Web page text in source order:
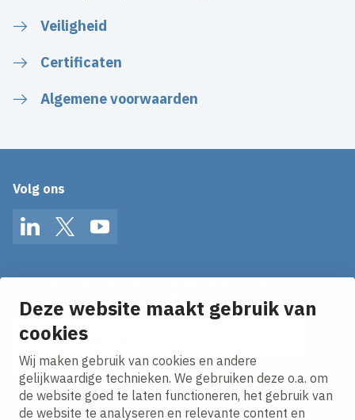
Deze website maakt gebruik van
cookies
Wij maken gebruik van cookies en andere
gelijkwaardige technieken. We gebruiken deze o.a. om
de website goed te laten functioneren, het gebruik van
de website te analyseren en relevante content en
Veiligheid
Certificaten
Algemene voorwaarden
Volg ons
LinkedInTwitterYouTube
Ontvang onze nieuws alerts in je mailbox!
E-mailadres
Ik ga akkoord met hetprivacy statement.